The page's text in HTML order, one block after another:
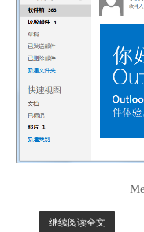
继续阅读全文